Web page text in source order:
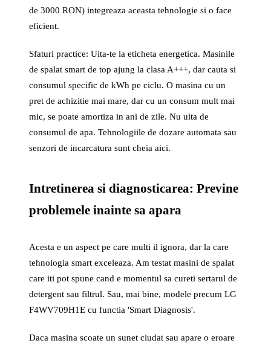
de 3000 RON) integreaza aceasta tehnologie si o face
eficient.
Sfaturi practice: Uita-te la eticheta energetica. Masinile
de spalat smart de top ajung la clasa A+++, dar cauta si
consumul specific de kWh pe ciclu. O masina cu un
pret de achizitie mai mare, dar cu un consum mult mai
mic, se poate amortiza in ani de zile. Nu uita de
consumul de apa. Tehnologiile de dozare automata sau
senzori de incarcatura sunt cheia aici.
Intretinerea si diagnosticarea: Previne
problemele inainte sa apara
Acesta e un aspect pe care multi il ignora, dar la care
tehnologia smart exceleaza. Am testat masini de spalat
care iti pot spune cand e momentul sa cureti sertarul de
detergent sau filtrul. Sau, mai bine, modele precum LG
F4WV709H1E cu functia 'Smart Diagnosis'.
Daca masina scoate un sunet ciudat sau apare o eroare